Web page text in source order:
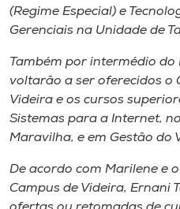
(Regime Especial) e
Gerenciais na Unidade de
Também por intermédio do
voltarão a ser oferecidos o
Videira e os cursos
Sistemas para a Internet, no
Maravilha, e em Gestão do
De acordo com Marilene e
Campus de Videira, Ernani